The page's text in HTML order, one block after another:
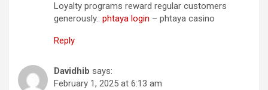
Loyalty programs reward regular customers
generously.: phtaya login – phtaya casino
Reply
Davidhib says:
February 1, 2025 at 6:13 am